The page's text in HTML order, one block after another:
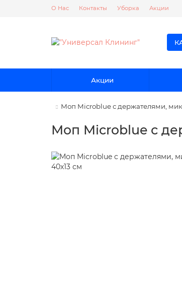
О Нас Контакты Уборка Акции
Акции
Моп Microblue с держателями,
Моп Microblue с